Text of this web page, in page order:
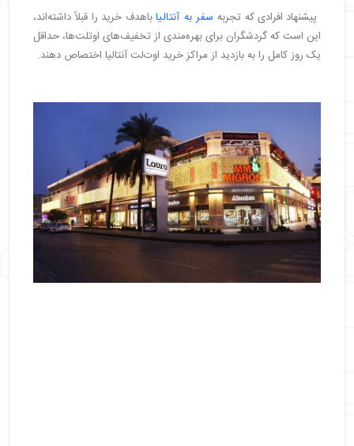
پیشنهاد افرادی که تجربه سفر به آنتالیاباهدف خرید را قبلاً داشته‌اند،
این است که گردشگران برای بهره‌مندی از تخفیف‌های اوتلت‌ها، حداقل
یک روز کامل را به بازدید از مراکز خرید اوت‌لت آنتالیا اختصاص دهند.